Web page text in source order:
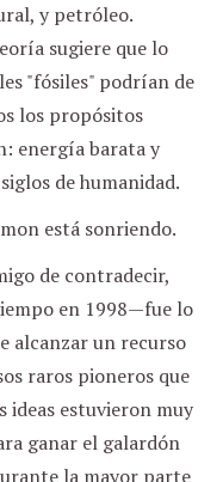
y petróleo.
sugiere que lo
"fósiles" podrían de
los propósitos
energía barata y
de humanidad.
está sonriendo.
de contradecir,
en 1998—fue lo
alcanzar un recurso
raros pioneros que
ideas estuvieron muy
ganar el galardón
la mayor parte